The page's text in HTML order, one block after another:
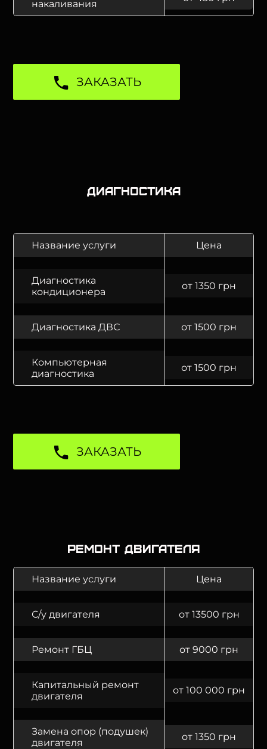
накаливания
ЗАКАЗАТЬ
Диагностика
Название услуги Цена
Диагностика
кондиционера
от 1350 грн
Диагностика ДВС от 1500 грн
Компьютерная
диагностика
от 1500 грн
ЗАКАЗАТЬ
Ремонт двигателя
Название услуги Цена
С/у двигателя от 13500 грн
Ремонт ГБЦ от 9000 грн
Капитальный ремонт
двигателя
от 100 000 грн
Замена опор (подушек)
двигателя
от 1350 грн